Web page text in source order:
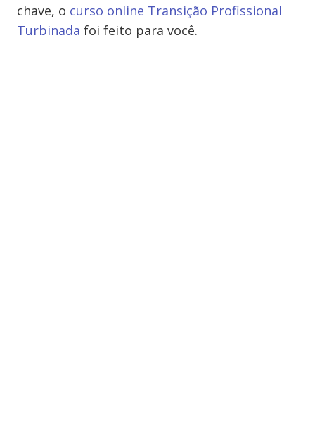
chave, o curso online Transição Profissional
Turbinada foi feito para você.